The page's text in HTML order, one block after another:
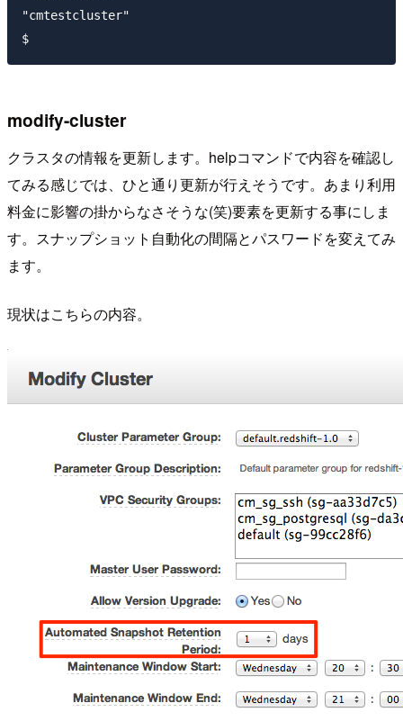
"cmtestcluster"
modify-cluster
クラスタの情報を更新します。helpコマンドで内容を確認し
てみる感じでは、ひと通り更新が行えそうです。あまり利用
料金に影響の掛からなさそうな(笑)要素を更新する事にしま
す。スナップショット自動化の間隔とパスワードを変えてみ
ます。
現状はこちらの内容。